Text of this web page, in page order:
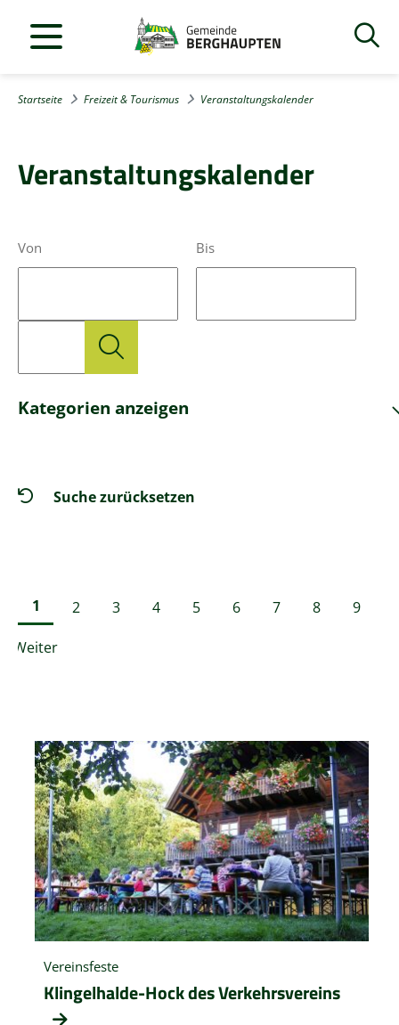
Startseite Freizeit & Tourismus Veranstaltungskalender
Veranstaltungskalender
Von Bis
Kategorien anzeigen
Suche zurücksetzen
1 2 3 4 5 6 7 8 9
Weiter
Vereinsfeste
Klingelhalde-Hock des Verkehrsvereins